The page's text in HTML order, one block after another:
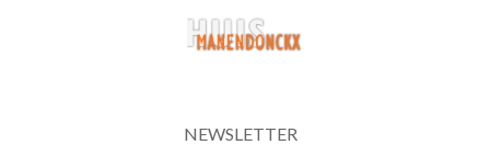
NEWSLETTER